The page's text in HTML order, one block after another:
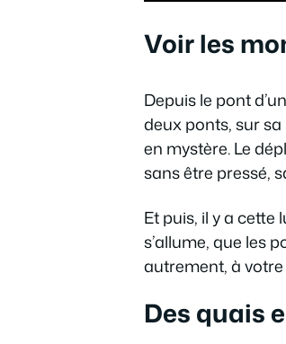
Voir les
Depuis le pont
deux ponts, sur
en mystère. Le
sans être pressé,
Et puis, il y a cette
s’allume, que les
autrement, à
Des quais